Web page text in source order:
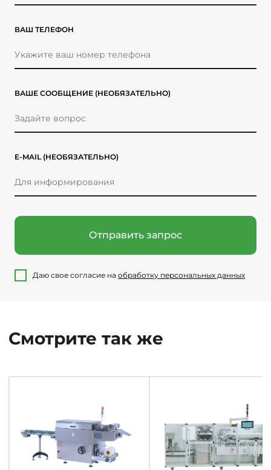
ВАШ ТЕЛЕФОН
ВАШЕ СООБЩЕНИЕ (НЕОБЯЗАТЕЛЬНО)
E-MAIL (НЕОБЯЗАТЕЛЬНО)
Отправить запрос
Даю свое согласие на обработку персональных данных
Смотрите так же